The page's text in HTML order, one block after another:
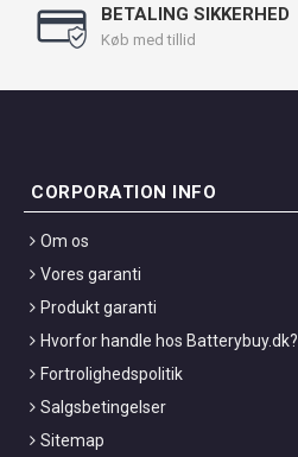
BETALING SIKKERHED
Køb med tillid
CORPORATION INFO
Om os
Vores garanti
Produkt garanti
Hvorfor handle hos Batterybuy.dk?
Fortrolighedspolitik
Salgsbetingelser
Sitemap